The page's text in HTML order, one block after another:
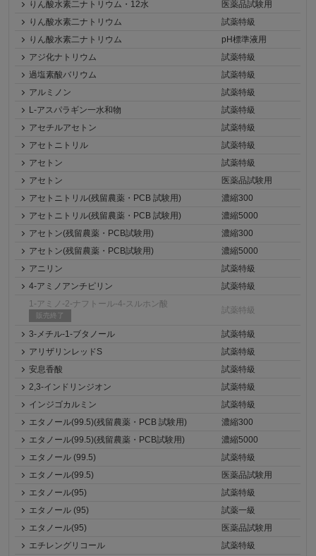
りん酸水素二ナトリウム・12水
医薬品試験用
りん酸水素二ナトリウム
試薬特級
りん酸水素二ナトリウム
pH標準液用
アジ化ナトリウム
試薬特級
過塩素酸バリウム
試薬特級
アルミノン
試薬特級
L-アスパラギン一水和物
試薬特級
アセチルアセトン
試薬特級
アセトニトリル
試薬特級
アセトン
試薬特級
アセトン
医薬品試験用
アセトニトリル(残留農薬・PCB 試験用)
濃縮300
アセトニトリル(残留農薬・PCB 試験用)
濃縮5000
アセトン(残留農薬・PCB試験用)
濃縮300
アセトン(残留農薬・PCB試験用)
濃縮5000
アニリン
試薬特級
4-アミノアンチピリン
試薬特級
1-アミノ-2-ナフトール-4-スルホン酸
販売終了
試薬特級
3-メチル-1-ブタノール
試薬特級
アリザリンレッドS
試薬特級
安息香酸
試薬特級
2,3-インドリンジオン
試薬特級
インジゴカルミン
試薬特級
エタノール(99.5)(残留農薬・PCB 試験用)
濃縮300
エタノール(99.5)(残留農薬・PCB試験用)
濃縮5000
エタノール (99.5)
試薬特級
エタノール(99.5)
医薬品試験用
エタノール(95)
試薬特級
エタノール (95)
試薬一級
エタノール(95)
医薬品試験用
エチレングリコール
試薬特級